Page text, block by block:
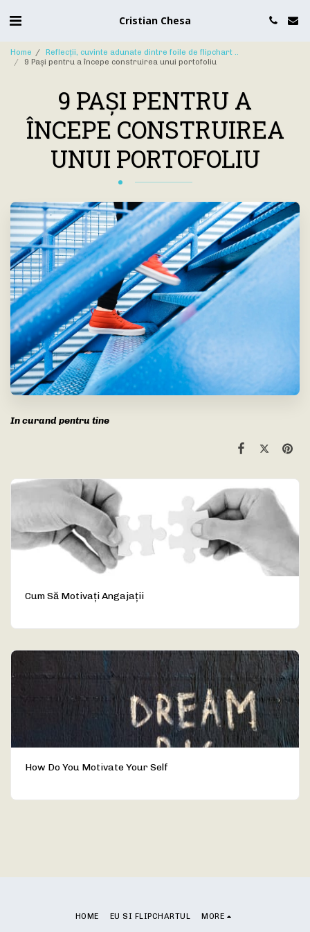
Cristian Chesa
Home
Reflecții, cuvinte adunate dintre foile de flipchart ..
9 Pași pentru a începe construirea unui portofoliu
9 PAȘI PENTRU A
ÎNCEPE CONSTRUIREA
UNUI PORTOFOLIU
In curand pentru tine
Cum Să Motivați Angajații
How Do You Motivate Your Self
HOME EU SI FLIPCHARTUL MORE